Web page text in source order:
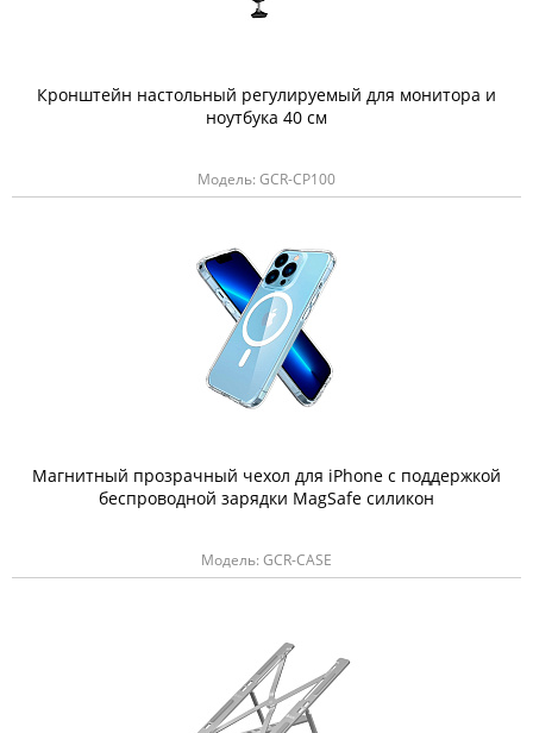
Кронштейн настольный регулируемый для монитора и
ноутбука 40 см
Модель: GCR-CP100
Магнитный прозрачный чехол для iPhone с поддержкой
беспроводной зарядки MagSafe силикон
Модель: GCR-CASE